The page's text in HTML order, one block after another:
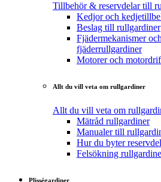
Tillbehör & reservdelar till
Kedjor och
Beslag till rullgardiner
Fjädermekanismer
fjäderrullgardiner
Motorer och
Allt du vill veta om rullgardiner
Allt du vill veta om
Mätråd rullgardiner
Manualer till
Hur du byter
Felsökning
Plisségardiner